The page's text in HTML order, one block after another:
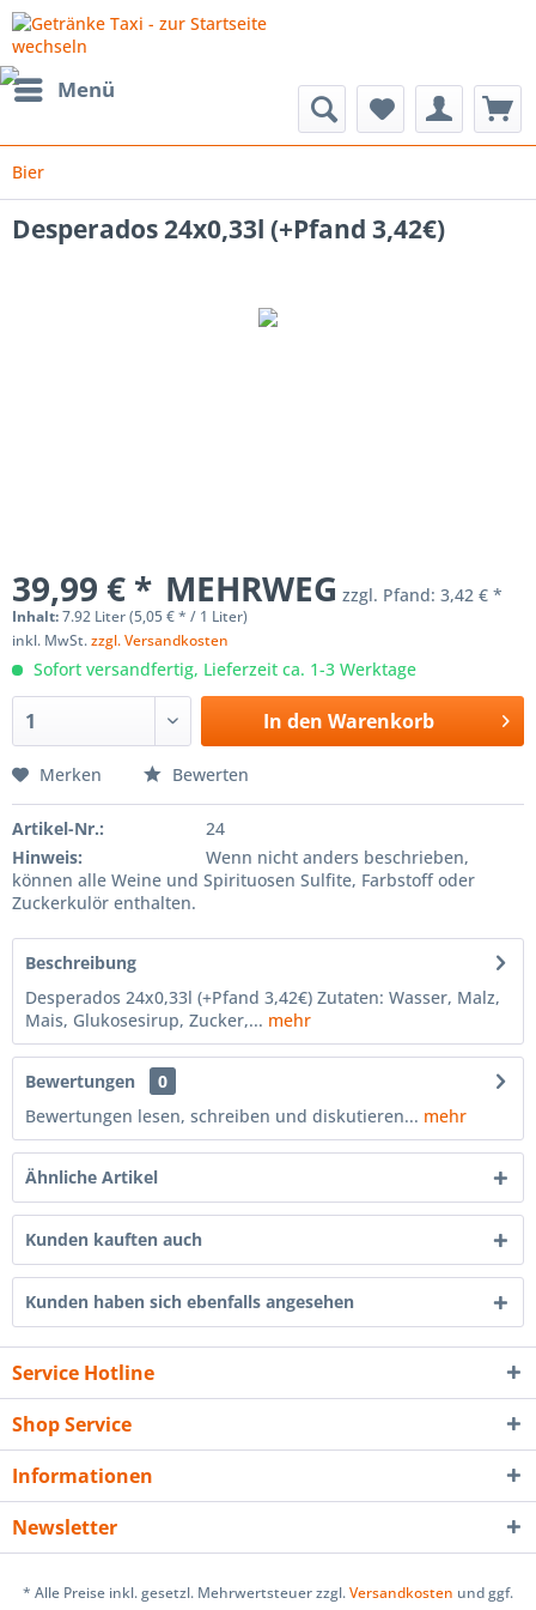
Menü
Bier
Desperados 24x0,33l (+Pfand 3,42€)
39,99 € * MEHRWEG zzgl. Pfand: 3,42 € *
Inhalt:7.92 Liter (5,05 € * / 1 Liter)
inkl. MwSt.zzgl. Versandkosten
Sofort versandfertig, Lieferzeit ca. 1-3 Werktage
In den Warenkorb
Merken Bewerten
Artikel-Nr.:
24
Hinweis:
Wenn nicht anders beschrieben,
können alle Weine und Spirituosen Sulfite, Farbstoff oder
Zuckerkulör enthalten.
Beschreibung
Desperados 24x0,33l (+Pfand 3,42€) Zutaten: Wasser, Malz,
Mais, Glukosesirup, Zucker,... mehr
Bewertungen
0
Bewertungen lesen, schreiben und diskutieren... mehr
Ähnliche Artikel
Kunden kauften auch
Kunden haben sich ebenfalls angesehen
Service Hotline
Shop Service
Informationen
Newsletter
* Alle Preise inkl. gesetzl. Mehrwertsteuer zzgl.Versandkosten und ggf.